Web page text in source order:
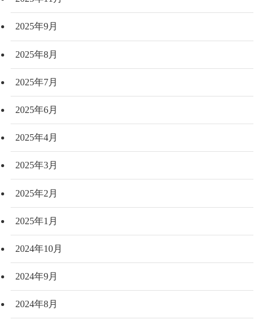
2025年9月
2025年8月
2025年7月
2025年6月
2025年4月
2025年3月
2025年2月
2025年1月
2024年10月
2024年9月
2024年8月